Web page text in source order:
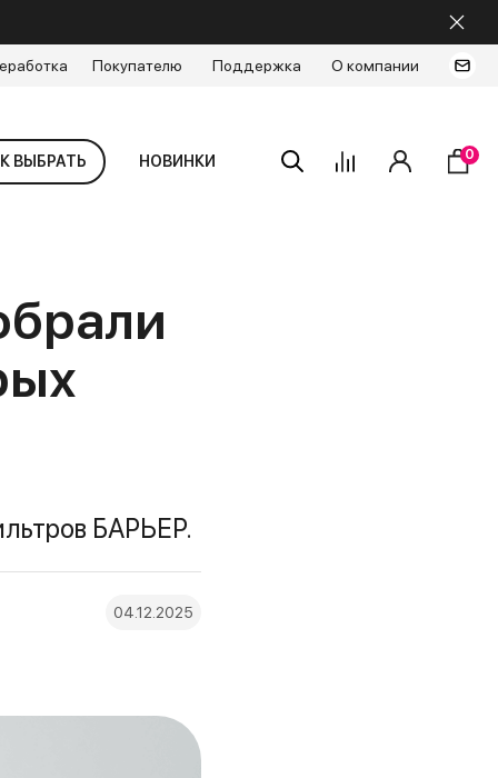
Покупателю Поддержка О компании
ВЫБРАТЬ НОВИНКИ 0
БАРЬЕР.
04.12.2025